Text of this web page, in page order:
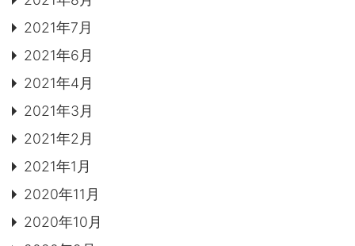
2021年7月
2021年6月
2021年4月
2021年3月
2021年2月
2021年1月
2020年11月
2020年10月